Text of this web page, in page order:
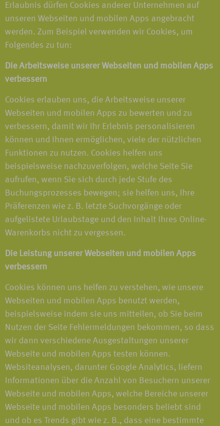
Erlaubnis dürfen Cookies anderer Unternehmen auf
unseren Webseiten und mobilen Apps angebracht
werden. Zum Beispiel verwenden wir Cookies, um
Folgendes zu tun:
Die Arbeitsweise unserer Webseiten und mobilen Apps
verbessern
Cookies erlauben uns, die Arbeitsweise unserer
Webseiten und mobilen Apps zu bewerten und zu
verbessern, damit wir Ihr Erlebnis personalisieren
können und Ihnen ermöglichen, viele der nützlichen
Funktionen zu nutzen. Cookies helfen uns
beispielsweise nachzuverfolgen, welche Seite Sie
aufrufen, wenn Sie sich durch jede Stufe des
Buchungsprozesses bewegen; sie helfen uns, Ihre
Präferenzen wie z. B. letzte Suchvorgänge oder
aufgelistete Urlaubstage und den Inhalt Ihres Online-
Warenkorbs nicht zu vergessen.
Die Leistung unserer Webseiten und mobilen Apps
verbessern
Cookies können uns helfen zu verstehen, wie unsere
Webseiten und mobilen Apps benutzt werden,
beispielsweise indem sie uns mitteilen, ob Sie beim
Nutzen der Seite Fehlermeldungen bekommen, so dass
wir dann verschiedene Ausgestaltungen unserer
Webseite und mobilen Apps testen können.
Websiteanalysen, darunter Google Analytics, liefern
Informationen über die Anzahl von Besuchern unserer
Webseite und mobilen Apps, welche Bereiche unserer
Webseite und mobilen Apps besonders beliebt sind
und ob es Trends gibt wie z. B., dass eine bestimmte